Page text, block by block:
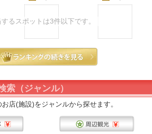
るスポットは3件以下です。
索（ジャンル）
店(施設)をジャンルから探せます。